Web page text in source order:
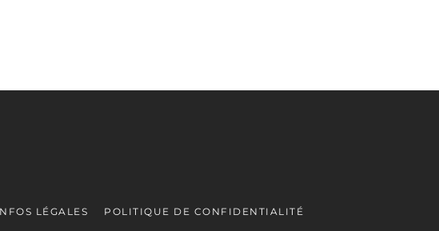
LÉGALES POLITIQUE DE CONFIDENTIALITÉ